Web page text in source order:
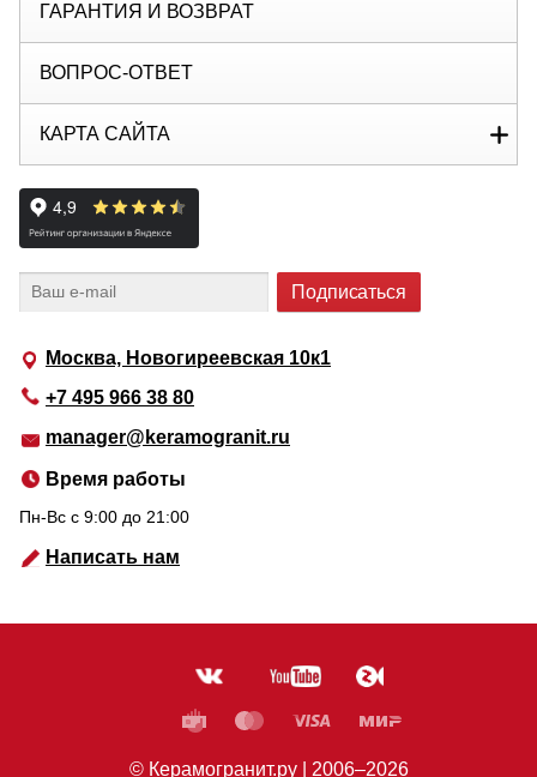
Москва, Новогиреевская 10к1
+7 495 966 38 80
manager@keramogranit.ru
Время работы
Пн-Вс c 9:00 до 21:00
Написать нам
ГАРАНТИЯ И ВОЗВРАТ
ВОПРОС-ОТВЕТ
КАРТА САЙТА
© Керамогранит.ру | 2006–2026